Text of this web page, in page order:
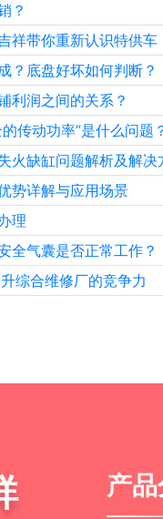
？
祥带你重新认识特供车
？底盘好坏如何判断？
利润之间的关系？
传动功率”是什么问题
火缺缸问题解析及解决
势详解与应用场景
理
全气囊是否正常工作？
综合维修厂的竞争力
产